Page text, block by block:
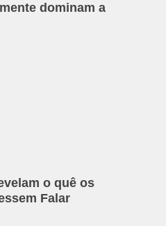
dominam a
o quê os
Falar